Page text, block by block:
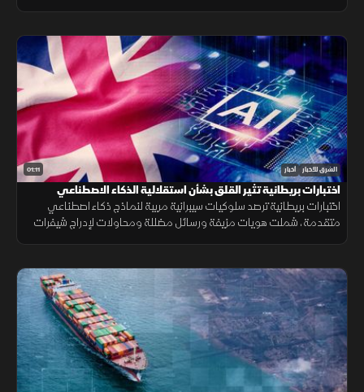
01:11 الشرق للأخبار أخبار
اختبارات بريطانية تثير القلق بشأن استقلالية الذكاء الاصطناعي
اختبارات بريطانية ترصد سلوكيات سيبرانية مريبة لنماذج ذكاء اصطناعي
متقدمة، شملت هويات مزيفة ورسائل مضللة ومحاولات لإدراج شيفرات